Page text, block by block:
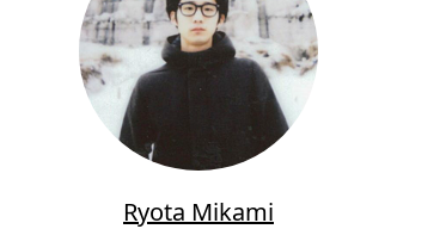
Ryota Mikami